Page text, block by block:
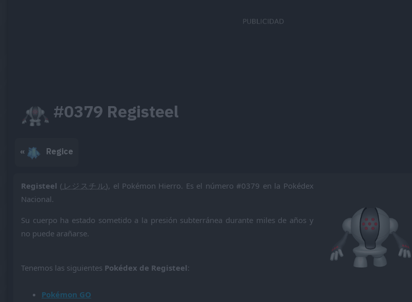
#0379 Registeel
« Regice
Registeel ( レジスチル), el Pokémon Hierro. Es el número #0379 en la Pokédex
Nacional.
Su cuerpo ha estado sometido a la presión subterránea durante miles de años y
no puede arañarse.
Tenemos las siguientes Pokédex de Registeel:
Pokémon GO